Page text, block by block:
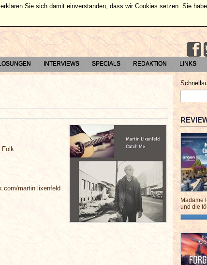
INTERVIEWS SPECIALS REDAKTION LINKS
Folk
martin.lixenfeld
Madame
und die
Sie sich damit einverstanden, dass wir Cookies setzen. Sie